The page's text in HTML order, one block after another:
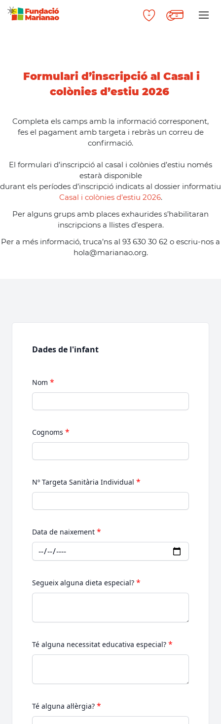
Formulari d’inscripció al Casal i
colònies d’estiu 2026
Completa els camps amb la informació corresponent,
fes el pagament amb targeta i rebràs un correu de
confirmació.
El formulari d’inscripció al casal i colònies d’estiu només
estarà disponible
durant els períodes d’inscripció indicats al dossier informatiu
Casal i colònies d’estiu 2026.
Per alguns grups amb places exhaurides s’habilitaran
inscripcions a llistes d’espera.
Per a més informació, truca’ns al 93 630 30 62 o escriu-nos a
hola@marianao.org.